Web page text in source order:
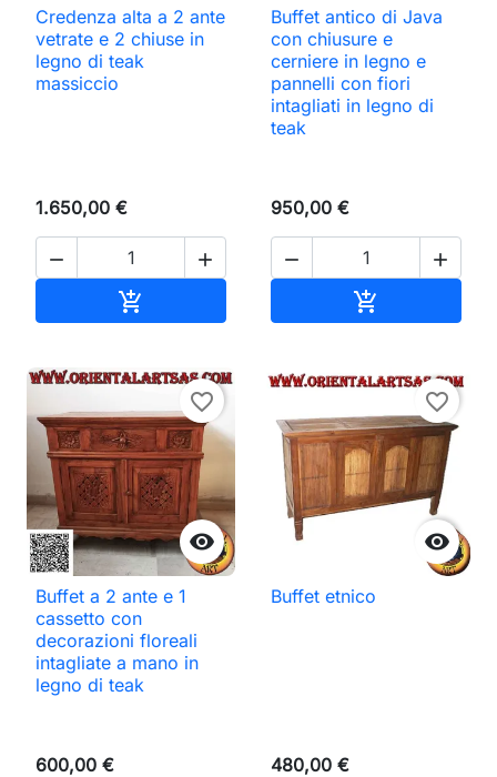
Credenza alta a 2 ante
vetrate e 2 chiuse in
legno di teak
massiccio
1.650,00 €
 

Buffet antico di Java
con chiusure e
cerniere in legno e
pannelli con fiori
intagliati in legno di
teak
950,00 €
 


favorite_border
Buffet a 2 ante e 1
cassetto con
decorazioni floreali
intagliate a mano in
legno di teak
600,00 €

favorite_border
Buffet etnico
480,00 €